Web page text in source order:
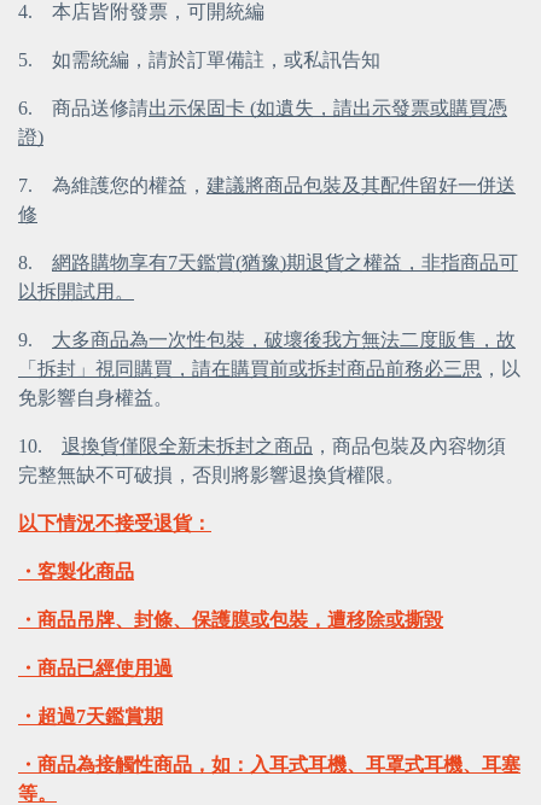
4. 本店皆附發票，可開統編
5. 如需統編，請於訂單備註，或私訊告知
6. 商品送修請出示保固卡 (如遺失，請出示發票或購買憑
證)
7. 為維護您的權益， 建議將商品包裝及其配件留好一併送
修
8.
網路購物享有7天鑑賞(猶豫)期退貨之權益，非指商品可
以拆開試用。
9.
大多商品為一次性包裝，破壞後我方無法二度販售，故
「拆封」視同購買，請在購買前或拆封商品前務必三思 ，以
免影響自身權益。
10. 退換貨僅限全新未拆封之商品 ，商品包裝及內容物須
完整無缺不可破損，否則將影響退換貨權限。
以下情況不接受退貨：
・客製化商品
・商品吊牌、封條、保護膜或包裝，遭移除或撕毀
・商品已經使用過
・超過7天鑑賞期
・商品為接觸性商品，如：入耳式耳機、耳罩式耳機、耳塞
等。